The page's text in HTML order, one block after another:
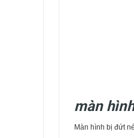
màn
Màn hình bị đứt